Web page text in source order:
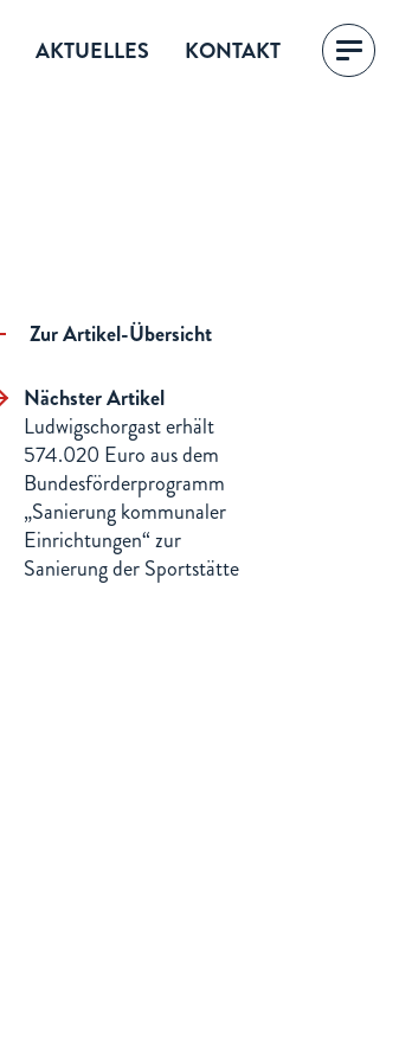
AKTUELLES KONTAKT
Zur Artikel-Übersicht
Nächster Artikel
Ludwigschorgast erhält
574.020 Euro aus dem
Bundesförderprogramm
„Sanierung kommunaler
Einrichtungen“ zur
Sanierung der Sportstätte